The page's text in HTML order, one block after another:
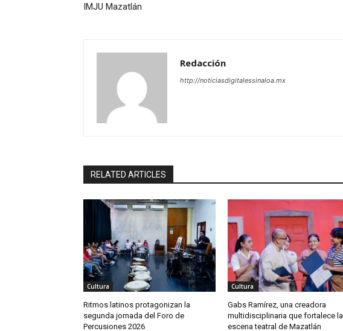
IMJU Mazatlán
Redacción
http://noticiasdigitalessinaloa.mx
RELATED ARTICLES
Cultura
Ritmos latinos protagonizan la
segunda jornada del Foro de
Percusiones 2026
Cultura
Gabs Ramírez, una creadora
multidisciplinaria que fortalece la
escena teatral de Mazatlán